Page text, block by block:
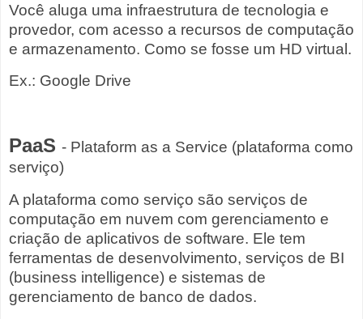
Você aluga uma infraestrutura de tecnologia e
provedor, com acesso a recursos de computação
e armazenamento. Como se fosse um HD virtual.
Ex.: Google Drive
PaaS - Plataform as a Service (plataforma como
serviço)
A plataforma como serviço são serviços de
computação em nuvem com gerenciamento e
criação de aplicativos de software. Ele tem
ferramentas de desenvolvimento, serviços de BI
(business intelligence) e sistemas de
gerenciamento de banco de dados.